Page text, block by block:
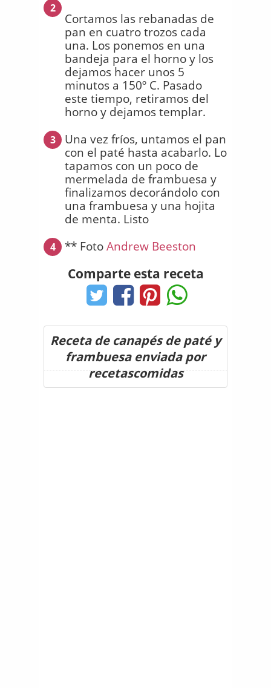
2
Cortamos las rebanadas de
pan en cuatro trozos cada
una. Los ponemos en una
bandeja para el horno y los
dejamos hacer unos 5
minutos a 150º C. Pasado
este tiempo, retiramos del
horno y dejamos templar.
3
Una vez fríos, untamos el pan
con el paté hasta acabarlo. Lo
tapamos con un poco de
mermelada de frambuesa y
finalizamos decorándolo con
una frambuesa y una hojita
de menta. Listo
4 ** FotoAndrew Beeston
Comparte esta receta
Receta de canapés de paté y
frambuesa enviada por
recetascomidas